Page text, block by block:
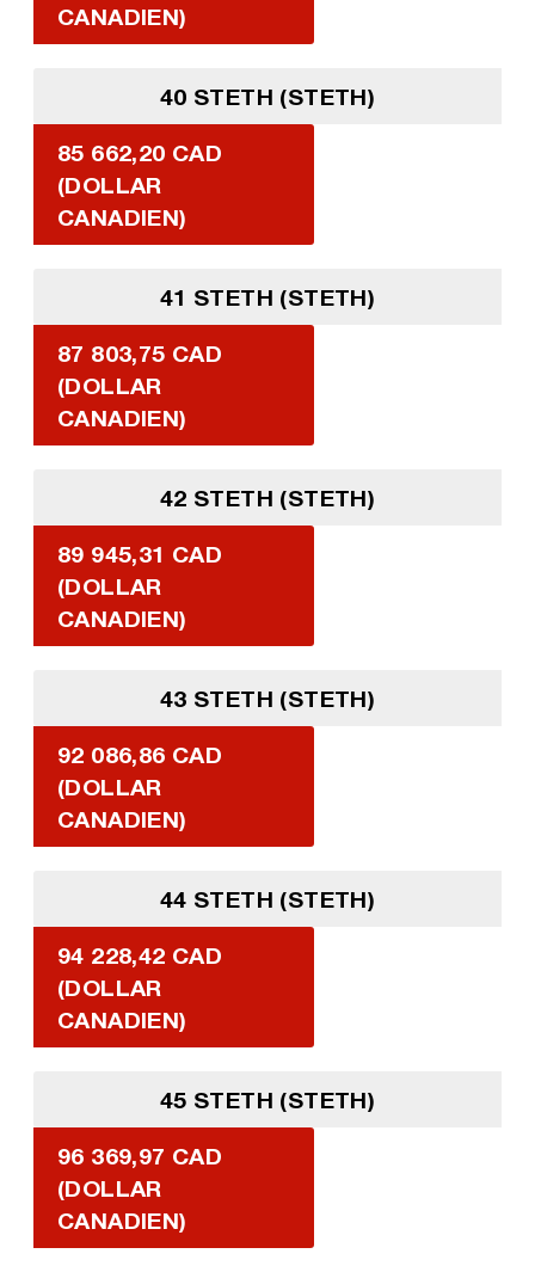
CANADIEN)
40 STETH (STETH)
85 662,20 CAD
(DOLLAR
CANADIEN)
41 STETH (STETH)
87 803,75 CAD
(DOLLAR
CANADIEN)
42 STETH (STETH)
89 945,31 CAD
(DOLLAR
CANADIEN)
43 STETH (STETH)
92 086,86 CAD
(DOLLAR
CANADIEN)
44 STETH (STETH)
94 228,42 CAD
(DOLLAR
CANADIEN)
45 STETH (STETH)
96 369,97 CAD
(DOLLAR
CANADIEN)